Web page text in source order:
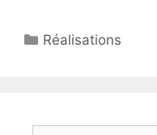
Catégories
Réalisations